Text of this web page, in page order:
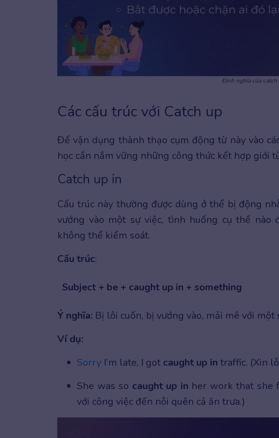
Định nghĩa của catch
Các cấu trúc với Catch up
Để vận dụng thành thạo cụm động từ này vào
học cần nắm vững những công thức kết hợp giới
Catch up in
Cấu trúc này thường được dùng ở thể bị động
vướng vào một sự việc, tình huống cụ thể nào
không thể kiểm soát.
Cấu trúc:
Subject + be + caught up in + something
Ý nghĩa: Bị lôi cuốn, bị vướng vào, mải mê với
Ví dụ:
Sorry I’m late, I got caught up in traffic. (Xin
She was so caught up in her work that she
với công việc đến nỗi quên cả ăn trưa.)